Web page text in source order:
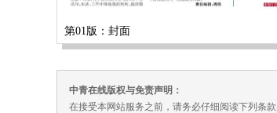
第01版：封面
中青在线版权与免责声明：
在接受本网站服务之前，请务必仔细阅读下列条